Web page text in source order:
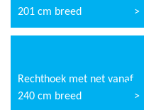
201 cm breed
Rechthoek met net vanaf
240 cm breed